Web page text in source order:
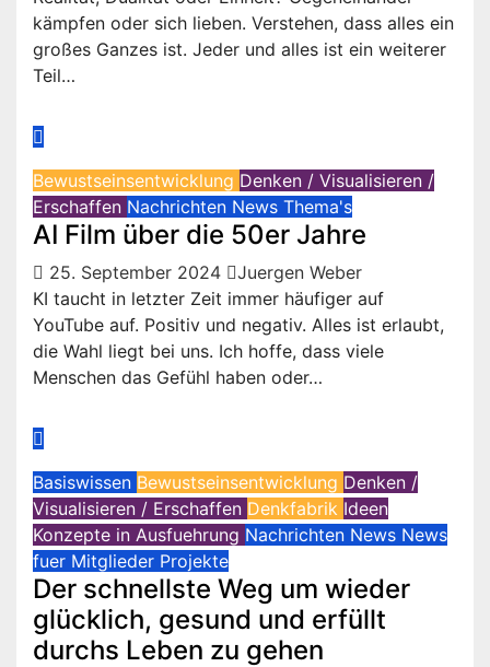
kämpfen oder sich lieben. Verstehen, dass alles ein
großes Ganzes ist. Jeder und alles ist ein weiterer
Teil…
Bewustseinsentwicklung Denken / Visualisieren /
Erschaffen Nachrichten News Thema's
AI Film über die 50er Jahre
25. September 2024
Juergen Weber
KI taucht in letzter Zeit immer häufiger auf
YouTube auf. Positiv und negativ. Alles ist erlaubt,
die Wahl liegt bei uns. Ich hoffe, dass viele
Menschen das Gefühl haben oder…
Basiswissen Bewustseinsentwicklung Denken /
Visualisieren / Erschaffen Denkfabrik Ideen
Konzepte in Ausfuehrung Nachrichten News News
fuer Mitglieder Projekte
Der schnellste Weg um wieder
glücklich, gesund und erfüllt
durchs Leben zu gehen